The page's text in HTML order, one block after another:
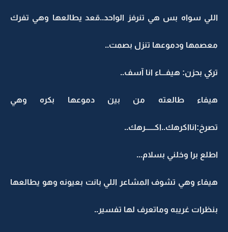
اللي سواه بس هي تنرفز الواحد..قعد يطالعها وهي تفرك
معصمها ودموعها تنزل بصمت..
تركي بحزن: هيفـــاء انا آسف..
هيفاء طالعته من بين دموعها بكره وهي
تصرخ:انااكرهك..اكــــــرهك..
اطلع برا وخلني بسلام...
هيفاء وهي تشوف المشاعر اللي بانت بعيونه وهو يطالعها
بنظرات غريبه وماتعرف لها تفسير..